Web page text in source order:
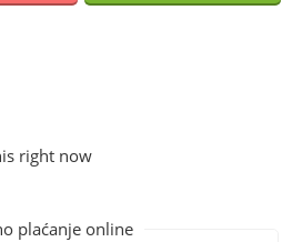
right now
plaćanje online